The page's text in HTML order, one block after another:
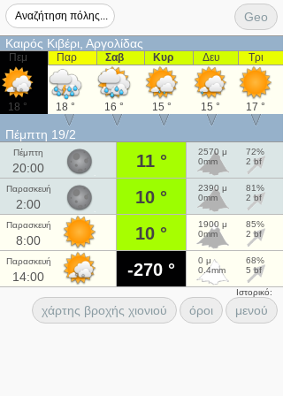
Geo
Καιρός Κιβέρι, Αργολίδας
Πεμ
18 °
Παρ
18 °
Σαβ
16 °
Κυρ
15 °
Δευ
15 °
Τρι
17 °
Πέμπτη 19/2
Πέμπτη
20:00 11 °
2570 μ
0mm
72%
2 bf
Παρασκευή
2:00 10 °
2390 μ
0mm
81%
2 bf
Παρασκευή
8:00 10 °
1900 μ
0mm
85%
2 bf
Παρασκευή
14:00 -270 °
0 μ
0.4mm
68%
5 bf
Ιστορικό:
χάρτης βροχής χιονιού όροι μενού